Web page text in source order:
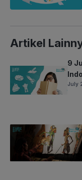
Artikel
9
July